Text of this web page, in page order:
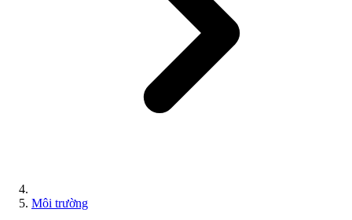
Môi trường